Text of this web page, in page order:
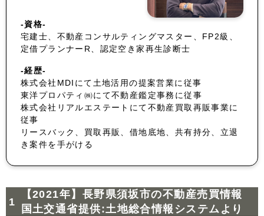
-資格-
宅建士、不動産コンサルティングマスター、FP2級、
定借プランナーR、認定空き家再生診断士
-経歴-
株式会社MDIにて土地活用の提案営業に従事
東洋プロパティ㈱にて不動産鑑定事務に従事
株式会社リアルエステートにて不動産買取再販事業に
従事
リースバック、買取再販、借地底地、共有持分、立退
き案件を手がける
【2021年】長野県須坂市の不動産売買情報
国土交通省提供:土地総合情報システムより